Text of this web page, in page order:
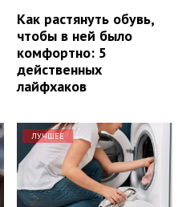
Как растянуть обувь,
чтобы в ней было
комфортно: 5
действенных
лайфхаков
ЛУЧШЕЕ